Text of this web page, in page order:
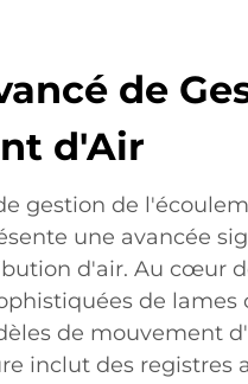
de
d'Air
gestion de
une avancée
d'air. Au cœur
de lames
de mouvement
inclut des registres